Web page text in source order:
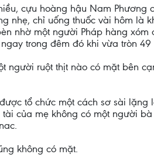
cựu hoàng hậu Nam
nhẹ, chỉ uống thuốc vài hôm là
nhờ một người Pháp hàng
trong đêm đó khi vừa tròn 49
người ruột thịt nào có mặt bên
tổ chức một cách sơ sài
của mẹ không có một người
không có mặt.